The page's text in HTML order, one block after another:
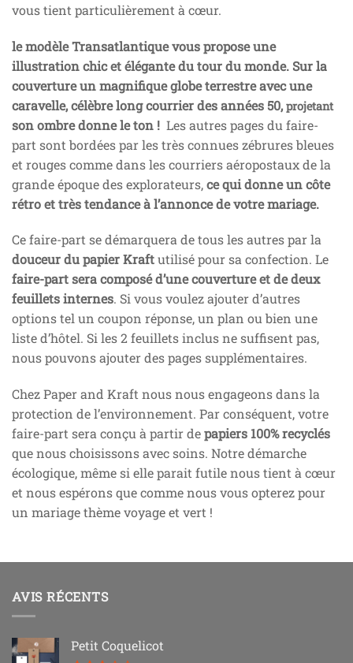
vous tient particulièrement à cœur.
le modèle Transatlantique vous propose une
illustration chic et élégante du tour du monde. Sur la
couverture un magnifique globe terrestre avec une
caravelle, célèbre long courrier des années 50, projetant
son ombre donne le ton ! Les autres pages du faire-
part sont bordées par les très connues zébrures bleues
et rouges comme dans les courriers aéropostaux de la
grande époque des explorateurs,ce qui donne un côte
rétro et très tendance à l’annonce de votre mariage.
Ce faire-part se démarquera de tous les autres par la
douceur du papier Kraftutilisé pour sa confection. Le
faire-part sera composé d’une couverture et de deux
feuillets internes. Si vous voulez ajouter d’autres
options tel un coupon réponse, un plan ou bien une
liste d’hôtel. Si les 2 feuillets inclus ne suffisent pas,
nous pouvons ajouter des pages supplémentaires.
Chez Paper and Kraft nous nous engageons dans la
protection de l’environnement. Par conséquent, votre
faire-part sera conçu à partir depapiers 100% recyclés
que nous choisissons avec soins. Notre démarche
écologique, même si elle parait futile nous tient à cœur
et nous espérons que comme nous vous opterez pour
un mariage thème voyage et vert !
AVIS RÉCENTS
Petit Coquelicot